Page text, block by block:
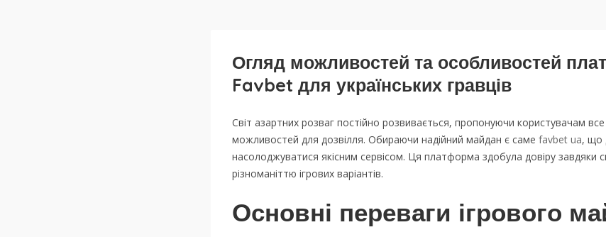
Огляд можливостей та особливостей
Favbet для українських гравців
Світ азартних розваг постійно розвивається, пропонуючи користувачам все
можливостей для дозвілля. Обираючи надійний майдан є саме favbet ua, що
насолоджуватися якісним сервісом. Ця платформа здобула довіру завдяки
різноманіттю ігрових варіантів.
Основні переваги ігрового